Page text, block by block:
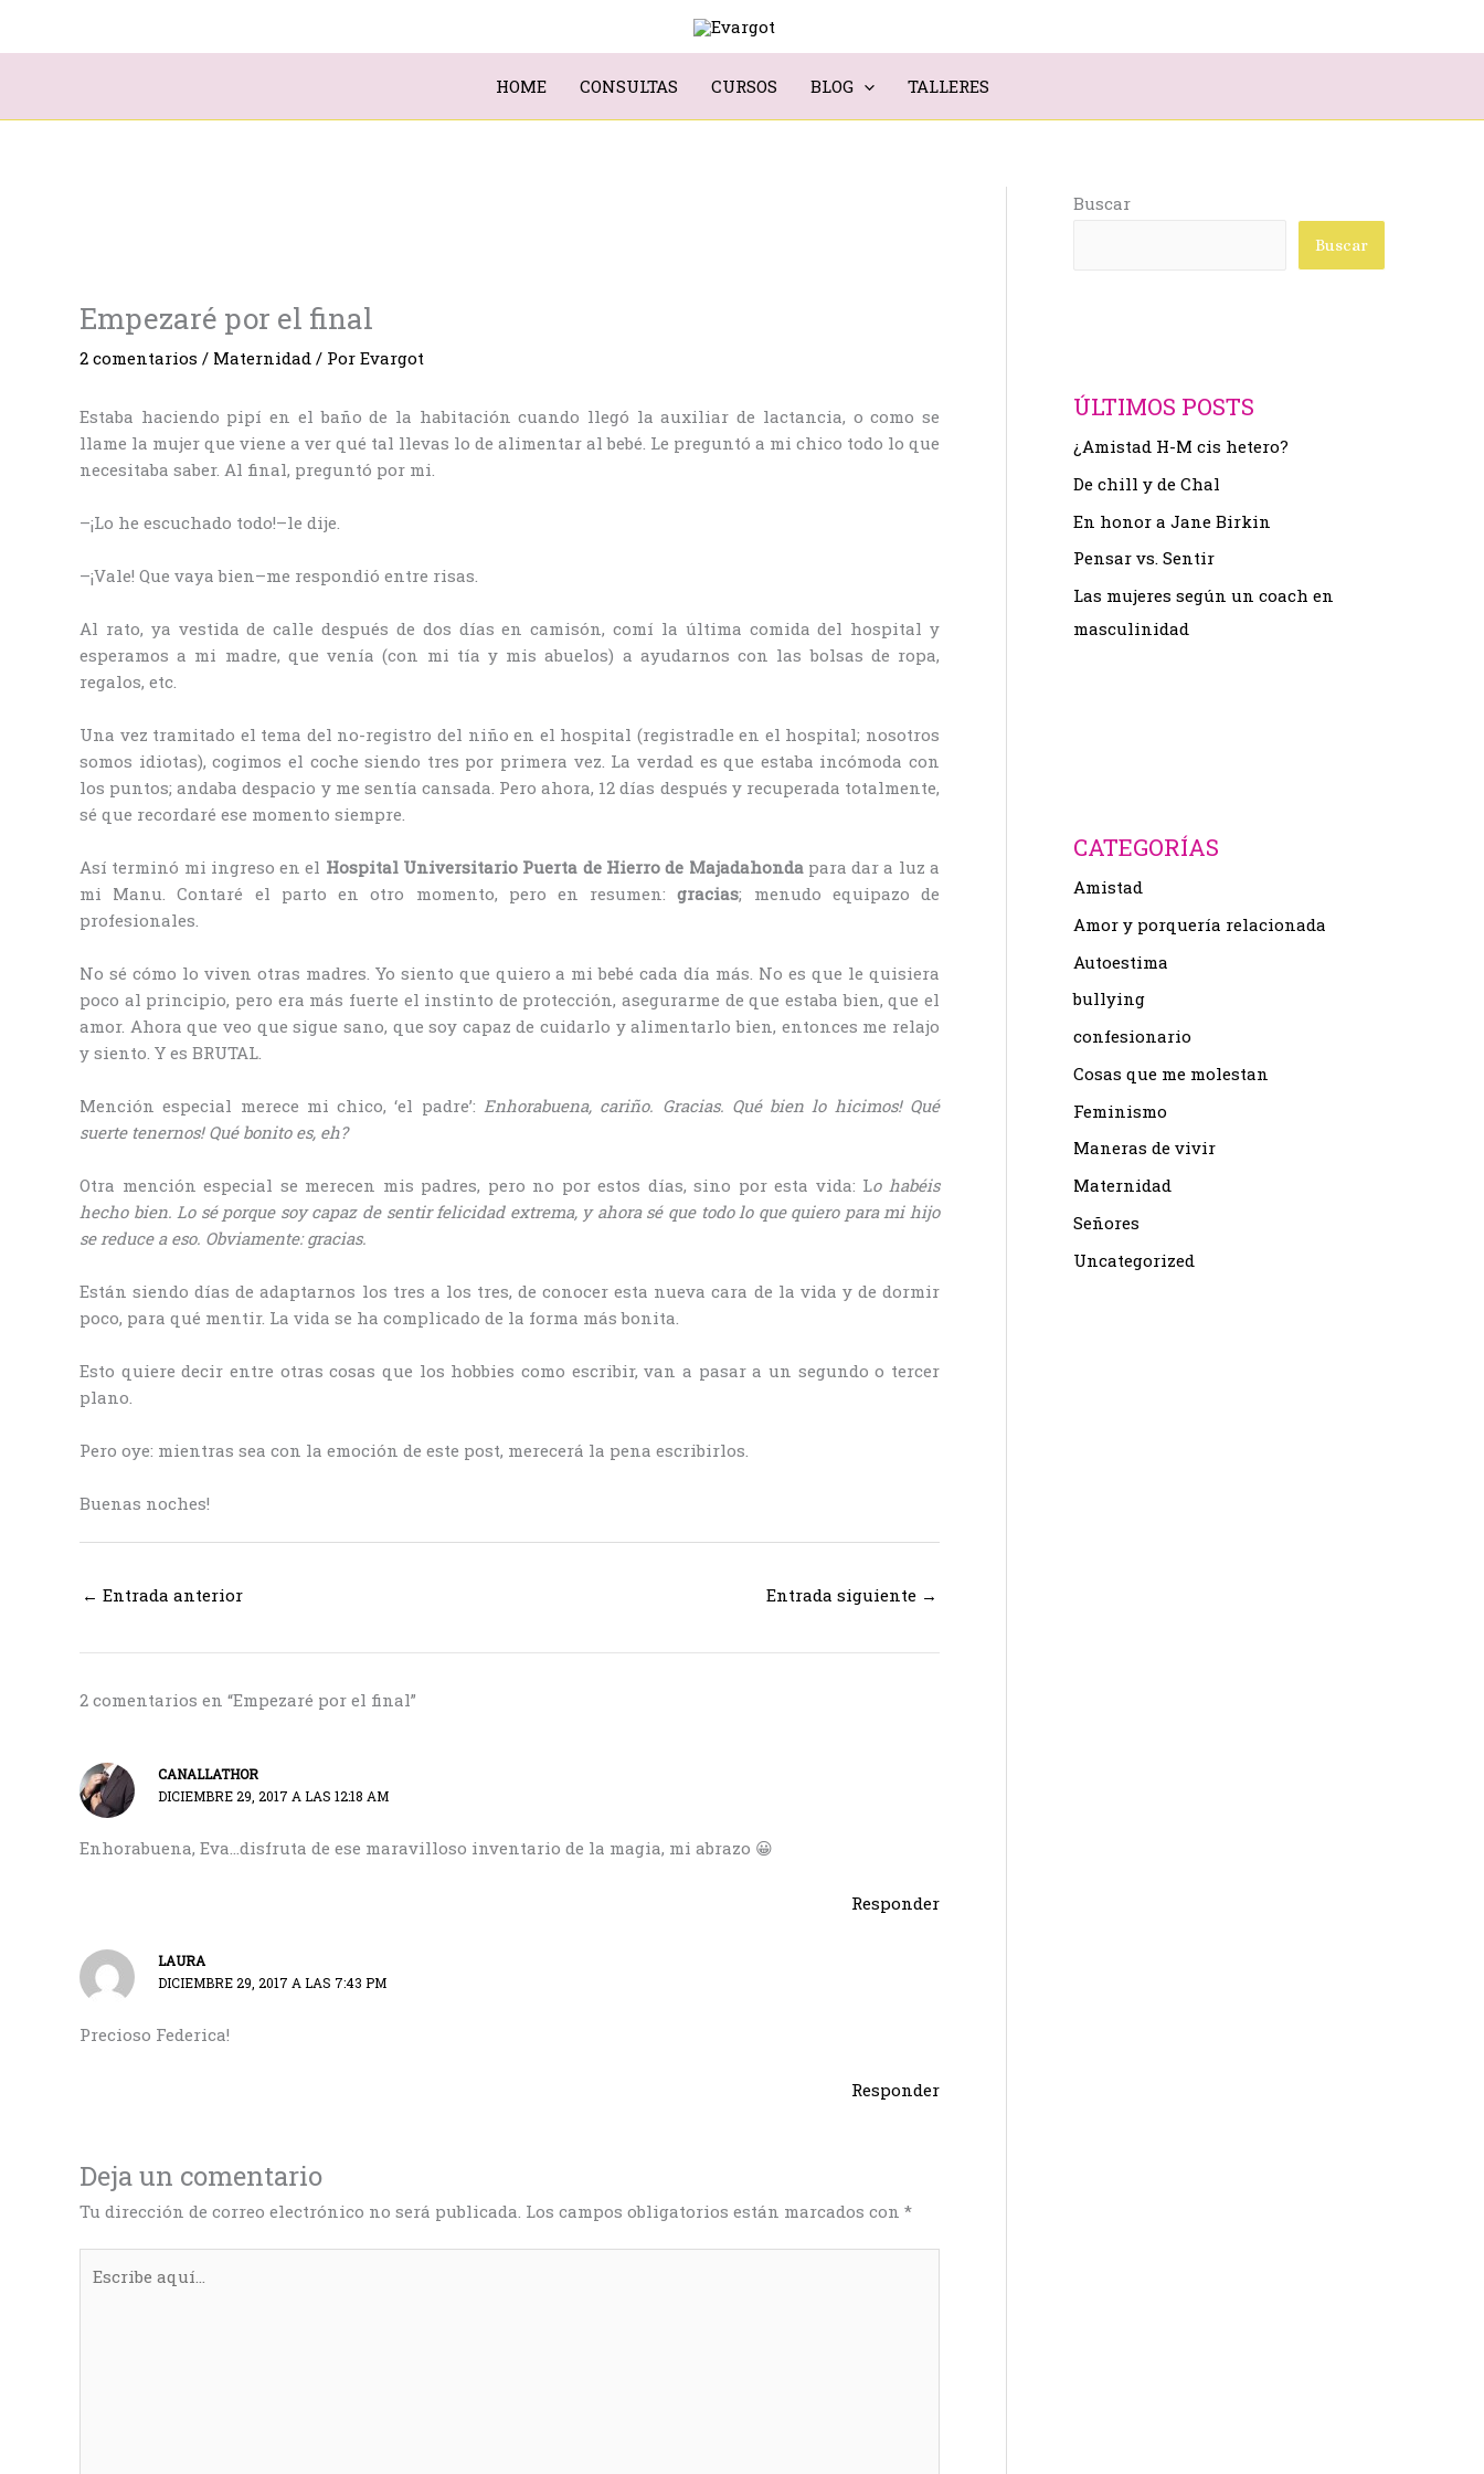
HOME
CONSULTAS CURSOS BLOG TALLERES
Empezaré por el final
2 comentarios / Maternidad / Por Evargot
Estaba haciendo pipí en el baño de la habitación cuando llegó la auxiliar de lactancia, o como se
llame la mujer que viene a ver qué tal llevas lo de alimentar al bebé. Le preguntó a mi chico todo lo que
necesitaba saber. Al final, preguntó por mi.
–¡Lo he escuchado todo!–le dije.
–¡Vale! Que vaya bien–me respondió entre risas.
Al rato, ya vestida de calle después de dos días en camisón, comí la última comida del hospital y
esperamos a mi madre, que venía (con mi tía y mis abuelos) a ayudarnos con las bolsas de ropa,
regalos, etc.
Una vez tramitado el tema del no-registro del niño en el hospital (registradle en el hospital; nosotros
somos idiotas), cogimos el coche siendo tres por primera vez. La verdad es que estaba incómoda con
los puntos; andaba despacio y me sentía cansada. Pero ahora, 12 días después y recuperada totalmente,
sé que recordaré ese momento siempre.
Así terminó mi ingreso en el Hospital Universitario Puerta de Hierro de Majadahondapara dar a luz a
mi Manu. Contaré el parto en otro momento, pero en resumen:gracias; menudo equipazo de
profesionales.
No sé cómo lo viven otras madres. Yo siento que quiero a mi bebé cada día más. No es que le quisiera
poco al principio, pero era más fuerte el instinto de protección, asegurarme de que estaba bien, que el
amor. Ahora que veo que sigue sano, que soy capaz de cuidarlo y alimentarlo bien, entonces me relajo
y siento. Y es BRUTAL.
Mención especial merece mi chico, ‘el padre’: Enhorabuena, cariño. Gracias. Qué bien lo hicimos! Qué
suerte tenernos! Qué bonito es, eh?
Otra mención especial se merecen mis padres, pero no por estos días, sino por esta vida: Lo habéis
hecho bien. Lo sé porque soy capaz de sentir felicidad extrema, y ahora sé que todo lo que quiero para mi hijo
se reduce a eso. Obviamente: gracias.
Están siendo días de adaptarnos los tres a los tres, de conocer esta nueva cara de la vida y de dormir
poco, para qué mentir. La vida se ha complicado de la forma más bonita.
Esto quiere decir entre otras cosas que los hobbies como escribir, van a pasar a un segundo o tercer
plano.
Pero oye: mientras sea con la emoción de este post, merecerá la pena escribirlos.
Buenas noches!
← Entrada anterior Entrada siguiente →
2 comentarios en “Empezaré por el final”
CANALLATHOR
DICIEMBRE 29, 2017 A LAS 12:18 AM
Enhorabuena, Eva…disfruta de ese maravilloso inventario de la magia, mi abrazo 😀
Responder
LAURA
DICIEMBRE 29, 2017 A LAS 7:43 PM
Precioso Federica!
Responder
Deja un comentario
Tu dirección de correo electrónico no será publicada. Los campos obligatorios están marcados con *
aquí...
Buscar
Buscar
ÚLTIMOS POSTS
¿Amistad H-M cis hetero?
De chill y de Chal
En honor a Jane Birkin
Pensar vs. Sentir
Las mujeres según un coach en
masculinidad
CATEGORÍAS
Amistad
Amor y porquería relacionada
Autoestima
bullying
confesionario
Cosas que me molestan
Feminismo
Maneras de vivir
Maternidad
Señores
Uncategorized